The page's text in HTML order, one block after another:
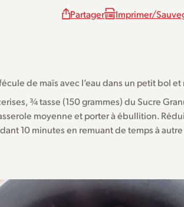
Partager Imprimer/
de maïs avec l’eau dans un petit bol et
¾ tasse (150 grammes) du Sucre
moyenne et porter à ébullition.
10 minutes en remuant de temps à